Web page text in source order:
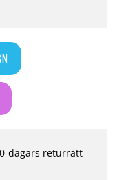
dagars returrätt